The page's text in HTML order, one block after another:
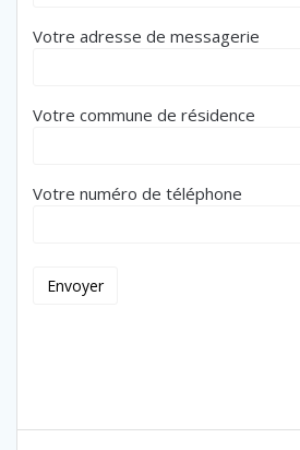
Votre adresse de messagerie
Votre commune de résidence
Votre numéro de téléphone